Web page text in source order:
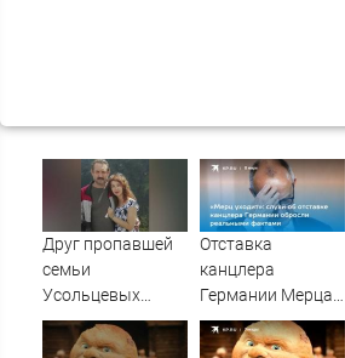
Друг пропавшей
семьи
Усольцевых
получил
аудиосообщение
Отставка
канцлера
Германии Мерца:
последние
новости на 7